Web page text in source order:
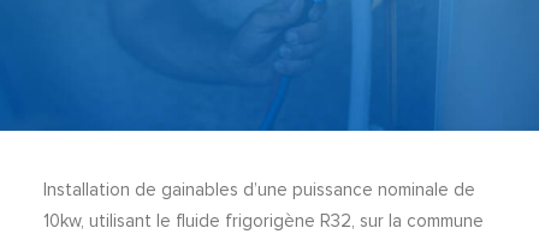
Installation de gainables d’une puissance nominale de
10kw, utilisant le fluide frigorigène R32, sur la commune